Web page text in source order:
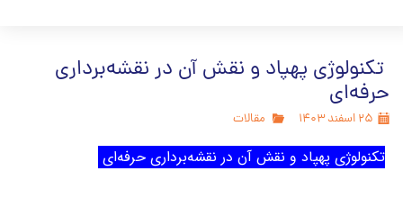
تکنولوژی پهپاد و نقش آن در نقشه‌برداری
حرفه‌ای
۲۵ اسفند ۱۴۰۳ مقالات
تکنولوژی پهپاد و نقش آن در نقشه‌برداری حرفه‌ای